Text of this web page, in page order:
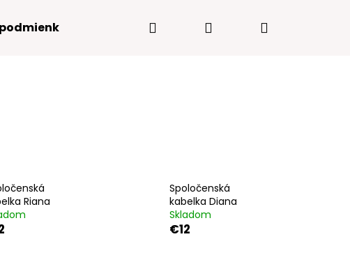
Kontakty Hľadať PrihlásenieNákupný
Riana
Spoločenská
kabelka Diana
Skladom
€12